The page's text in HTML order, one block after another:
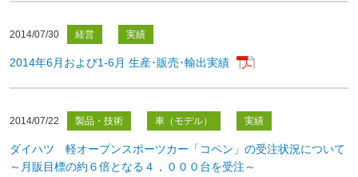
2014/07/30 経営 実績
2014年6月および1-6月 生産･販売･輸出実績
2014/07/22 製品・技術 車（モデル） 実績
ダイハツ 軽オープンスポーツカー「コペン」の受注状況について
～月販目標の約６倍となる４，０００台を受注～